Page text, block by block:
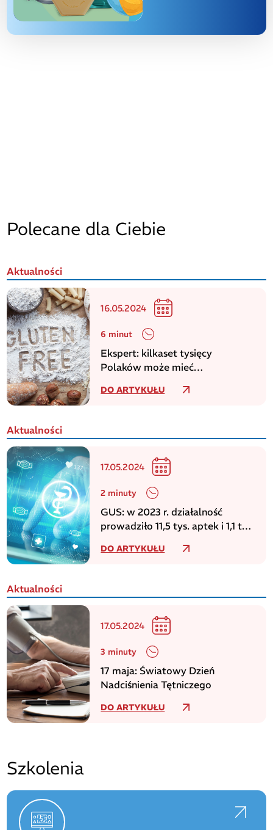
Polecane dla Ciebie
Aktualności
16.05.2024
6 minut
Ekspert: kilkaset tysięcy
Polaków może mieć
DO ARTYKUŁU
Aktualności
17.05.2024
2 minuty
GUS: w 2023 r. działalność
prowadziło 11,5 tys. aptek i 1,1 tys.
DO ARTYKUŁU
Aktualności
17.05.2024
3 minuty
17 maja: Światowy Dzień
Nadciśnienia Tętniczego
DO ARTYKUŁU
Szkolenia